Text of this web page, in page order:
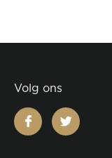
Volg ons
facebooktwitter